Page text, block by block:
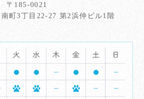
〒185-0021
町3丁目22-27 第2浜仲ビル1階